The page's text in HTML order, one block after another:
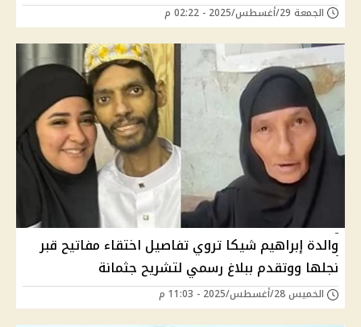
الجمعة 29/أغسطس/2025 - 02:22 م
والدة إبراهيم شيكا تروي تفاصيل اختقاء مفاتيح قبر
نجلها ووتقدم ببلاغ رسمي لتشريح جثمانة
الخميس 28/أغسطس/2025 - 11:03 م